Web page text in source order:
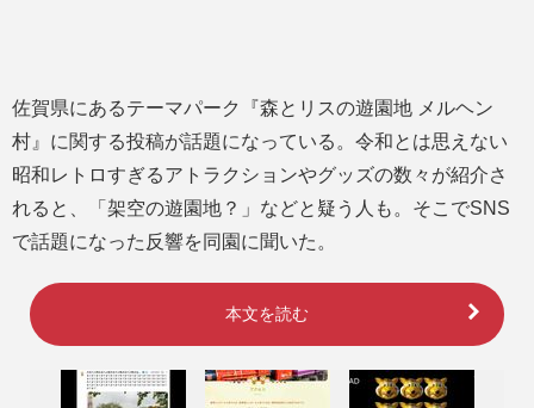
佐賀県にあるテーマパーク『森とリスの遊園地 メルヘン
村』に関する投稿が話題になっている。令和とは思えない
昭和レトロすぎるアトラクションやグッズの数々が紹介さ
れると、「架空の遊園地？」などと疑う人も。そこでSNS
で話題になった反響を同園に聞いた。
本文を読む